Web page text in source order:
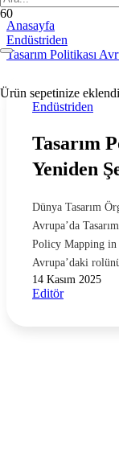
Ürün sepetinize
Anasayfa
Endüstriden
Tasarım Politikası
Endüstriden
Tasarım
Yeniden
Dünya Tasarım
Avrupa’da
Policy Mapping in
Avrupa’daki
14 Kasım 2025
Editör